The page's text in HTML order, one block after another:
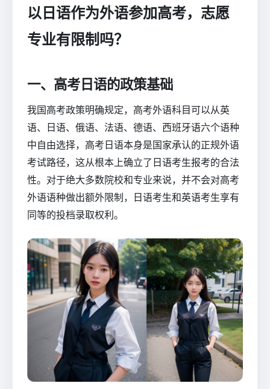
以日语作为外语参加高考，志愿
专业有限制吗？
一、高考日语的政策基础
我国高考政策明确规定，高考外语科目可以从英
语、日语、俄语、法语、德语、西班牙语六个语种
中自由选择，高考日语本身是国家承认的正规外语
考试路径，这从根本上确立了日语考生报考的合法
性。对于绝大多数院校和专业来说，并不会对高考
外语语种做出额外限制，日语考生和英语考生享有
同等的投档录取权利。